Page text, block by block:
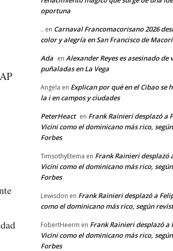
oportuna
.. en Carnaval Francomacorisano 2026
color y alegría en San Francisco de
Ada en Alexander Reyes es asesinado de
puñaladas en La Vega
Angela en Explican por qué en el Cibao se
la i en campos y ciudades
PeterHeact en Frank Rainieri desplazó a
Vicini como el dominicano más rico,
Forbes
TimsothyEtema en Frank Rainieri desplazó
Vicini como el dominicano más rico,
Forbes
Lewisdon en Frank Rainieri desplazó a
como el dominicano más rico, según
FobertHeerm en Frank Rainieri desplazó a
Vicini como el dominicano más rico,
Forbes